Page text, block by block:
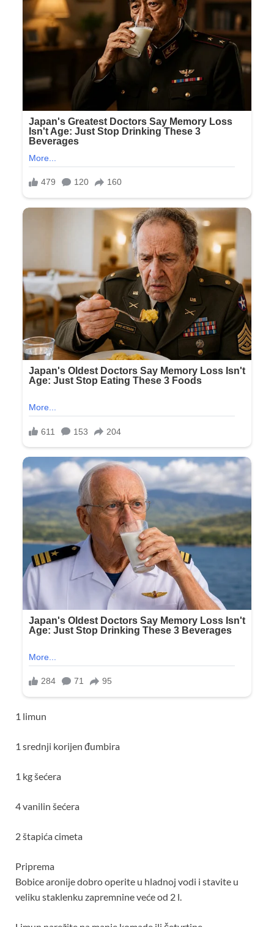
1 limun
1 srednji korijen đumbira
1 kg šećera
4 vanilin šećera
2 štapića cimeta
Priprema
Bobice aronije dobro operite u hladnoj vodi i stavite u
veliku staklenku zapremnine veće od 2 l.